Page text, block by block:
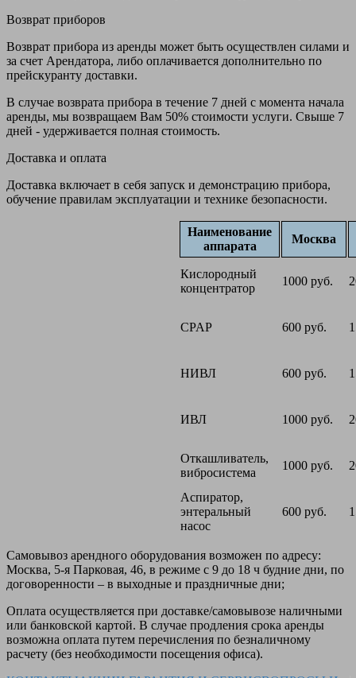
Возврат приборов
Возврат прибора из аренды может быть осуществлен силами и
за счет Арендатора, либо оплачивается дополнительно по
прейскуранту доставки.
В случае возврата прибора в течение 7 дней с момента начала
аренды, мы возвращаем Вам 50% стоимости услуги. Свыше 7
дней - удерживается полная стоимость.
Доставка и оплата
Доставка включает в себя запуск и демонстрацию прибора,
обучение правилам эксплуатации и технике безопасности.
Наименование
аппарата
Москва
Кислородный
концентратор
1000 руб.
CPAP 600 руб.
НИВЛ 600 руб.
ИВЛ 1000 руб.
Откашливатель,
вибросистема
1000 руб.
Аспиратор,
энтеральный
насос
600 руб.
Самовывоз арендного оборудования возможен по адресу:
Москва, 5-я Парковая, 46, в режиме с 9 до 18 ч будние дни, по
договоренности – в выходные и праздничные дни;
Оплата осуществляется при доставке/самовывозе наличными
или банковской картой. В случае продления срока аренды
возможна оплата путем перечисления по безналичному
расчету (без необходимости посещения офиса).